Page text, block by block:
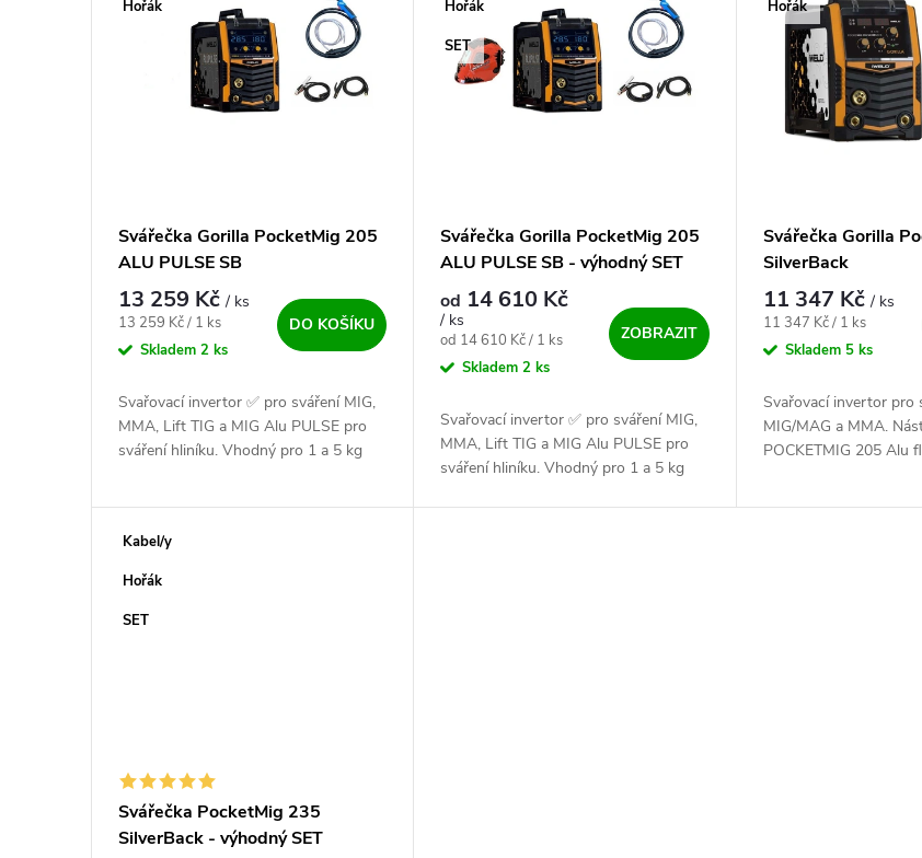
Hořák
Svářečka Gorilla PocketMig 205
ALU PULSE SB
13 259 Kč/ ks
Měrná cena:
13 259 Kč / 1 ks
Skladem 2 ks
DO KOŠÍKU
Svařovací invertor ✅ pro sváření MIG,
MMA, Lift TIG a MIG Alu PULSE pro
sváření hliníku. Vhodný pro 1 a 5 kg
Hořák
SET
Svářečka Gorilla PocketMig 205
ALU PULSE SB - výhodný SET
od 14 610 Kč
/ ks
Měrná cena:
od 14 610 Kč / 1 ks
Skladem2 ks
ZOBRAZIT
Svařovací invertor ✅ pro sváření MIG,
MMA, Lift TIG a MIG Alu PULSE pro
sváření hliníku. Vhodný pro 1 a 5 kg
Hořák
Svářečka Gorilla
SilverBack
11 347 Kč/ ks
Měrná cena:
11 347 Kč / 1 ks
Skladem 5 ks
Svařovací invertor pro
MIG/MAG a MMA.
POCKETMIG 205 Alu
Kabel/y
Hořák
SET
Svářečka PocketMig 235
SilverBack - výhodný SET